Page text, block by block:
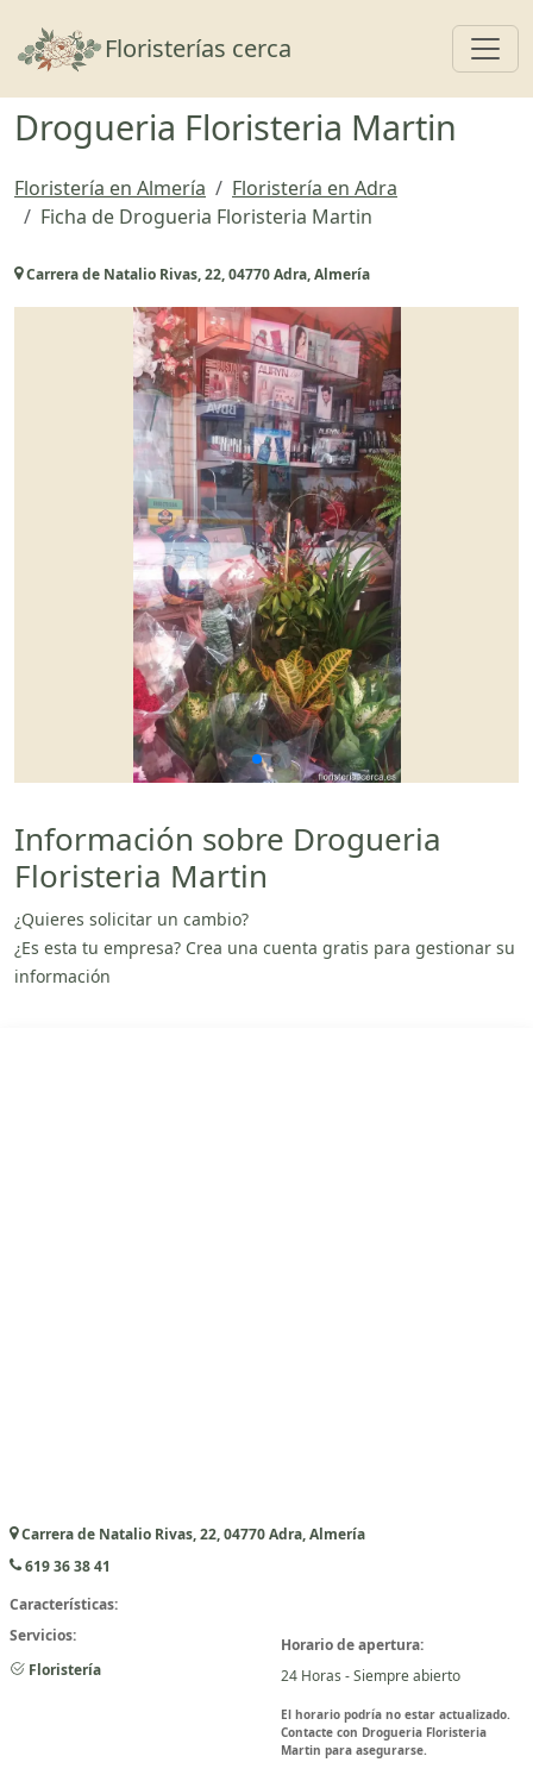
Floristerías cerca
Drogueria Floristeria Martin
Floristería en Almería
Floristería en Adra
Ficha de Drogueria Floristeria Martin
Carrera de Natalio Rivas, 22, 04770 Adra, Almería
Información sobre Drogueria
Floristeria Martin
¿Quieres solicitar un cambio?
¿Es esta tu empresa? Crea una cuenta gratis para gestionar su
información
Carrera de Natalio Rivas, 22, 04770 Adra, Almería
619 36 38 41
Características:
Servicios:
Floristería
Horario de apertura:
24 Horas - Siempre abierto
El horario podría no estar actualizado.
Contacte con Drogueria Floristeria
Martin para asegurarse.